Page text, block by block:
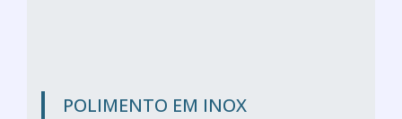
POLIMENTO EM INOX